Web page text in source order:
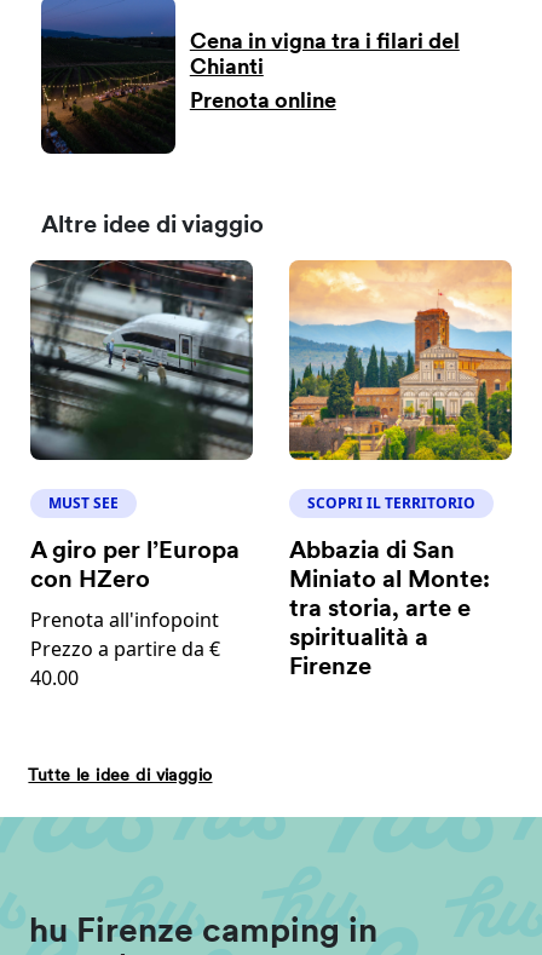
Cena in vigna tra i filari del
Chianti
Prenota online
Altre idee di viaggio
MUST SEE
A giro per l’Europa
con HZero
Prenota all'infopoint
Prezzo a partire da €
40.00
SCOPRI IL TERRITORIO
Abbazia di San
Miniato al Monte:
tra storia, arte e
spiritualità a
Firenze
Tutte le idee di viaggio
hu Firenze camping in